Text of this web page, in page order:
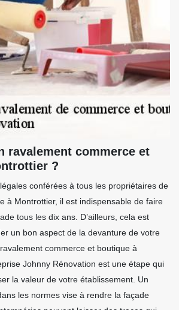
ravalement commerce et
?
conférées à tous les propriétaires de
à Montrottier, il est indispensable de faire
tous les dix ans. D’ailleurs, cela est
un bon aspect de la devanture de votre
commerce et boutique à
Johnny Rénovation est une étape qui
la valeur de votre établissement. Un
les normes vise à rendre la façade